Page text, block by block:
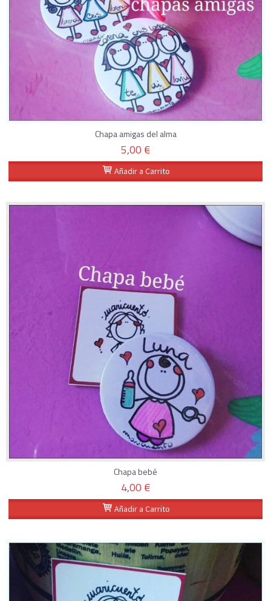
Chapa amigas del alma
5,00 €
Añadir a Carrito
Chapa bebé
4,00 €
Añadir a Carrito